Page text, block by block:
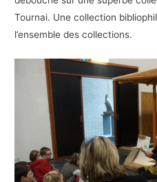
Tournai. Une collection
l’ensemble des collections.